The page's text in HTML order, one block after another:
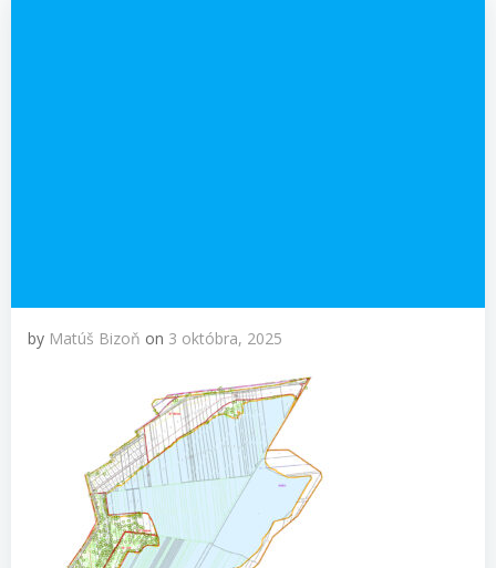
by Matúš Bizoň on 3 októbra, 2025